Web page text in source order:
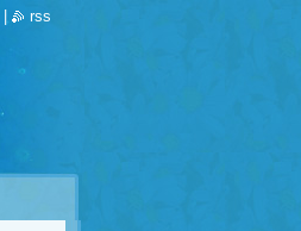
rss